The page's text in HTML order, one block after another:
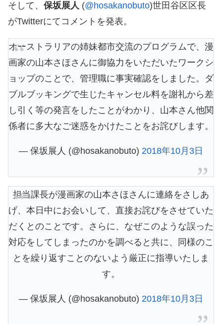
そして、 保坂展人 (@hosakanobuto)世田谷区区長
がTwitterにてコメントを発表。
オーストラリアの姉妹都市交流のプログラムで、漫
画家の山本さほさんに御協力をいただいたワークシ
ョップのことで、管理職に事実確認をしました。ダ
ブルブッキングで生じたキャンセル料を謝礼から差
し引く等の発言をしたことがわかり、山本さん他関
係者に多大なご迷惑をかけたことをお詫びします。
— 保坂展人 (@hosakanobuto) 2018年10月3日
担当課長が漫画家の山本さほさんに連絡をさしあ
げ、本日中にお会いして、直接お詫びをさせていた
だくとのことです。さらに、なぜこのような誤った
対応をしてしまったのかを調べると共に、同様のこ
とを繰り返すことのないよう厳正に指導いたしま
す。
— 保坂展人 (@hosakanobuto) 2018年10月3日